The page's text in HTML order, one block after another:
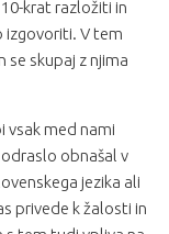
krat razložiti in
izgovoriti. V tem
se skupaj z njima
vsak med nami
obnašal v
jezika ali
privede k žalosti in